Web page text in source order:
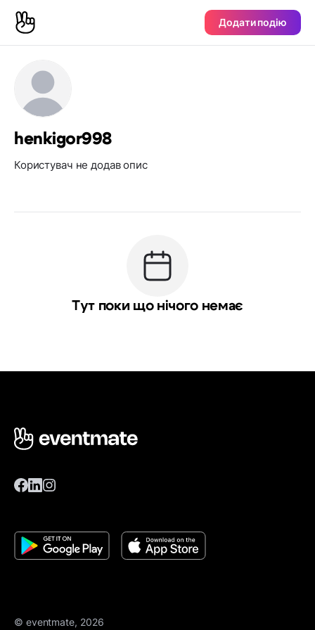
Додати подію
henkigor998
Користувач не додав опис
Тут поки що нічого немає
© eventmate, 2026